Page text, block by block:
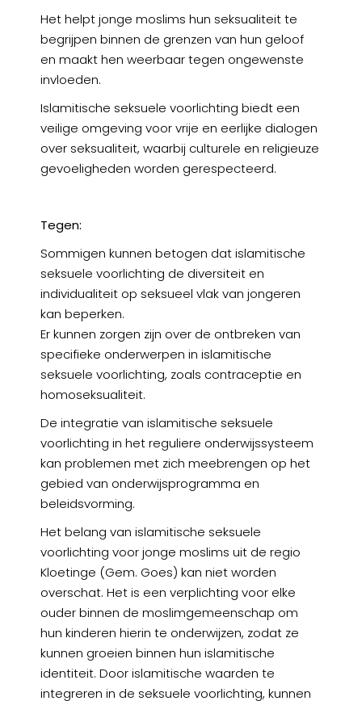
Het helpt jonge moslims hun seksualiteit te
begrijpen binnen de grenzen van hun geloof
en maakt hen weerbaar tegen ongewenste
invloeden.
Islamitische seksuele voorlichting biedt een
veilige omgeving voor vrije en eerlijke dialogen
over seksualiteit, waarbij culturele en religieuze
gevoeligheden worden gerespecteerd.
Tegen:
Sommigen kunnen betogen dat islamitische
seksuele voorlichting de diversiteit en
individualiteit op seksueel vlak van jongeren
kan beperken.
Er kunnen zorgen zijn over de ontbreken van
specifieke onderwerpen in islamitische
seksuele voorlichting, zoals contraceptie en
homoseksualiteit.
De integratie van islamitische seksuele
voorlichting in het reguliere onderwijssysteem
kan problemen met zich meebrengen op het
gebied van onderwijsprogramma en
beleidsvorming.
Het belang van islamitische seksuele
voorlichting voor jonge moslims uit de regio
Kloetinge (Gem. Goes) kan niet worden
overschat. Het is een verplichting voor elke
ouder binnen de moslimgemeenschap om
hun kinderen hierin te onderwijzen, zodat ze
kunnen groeien binnen hun islamitische
identiteit. Door islamitische waarden te
integreren in de seksuele voorlichting, kunnen